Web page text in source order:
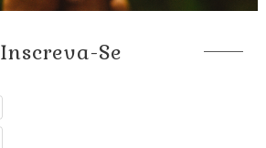
Inscreva-Se